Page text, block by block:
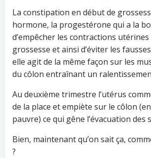
La constipation en début de
hormone, la progestérone qui a la
d’empêcher les contractions
grossesse et ainsi d’éviter les
elle agit de la même façon sur les
du côlon entraînant un
Au deuxième trimestre l’utérus
de la place et empiète sur le côlon
pauvre) ce qui gêne l’évacuation des
Bien, maintenant qu’on sait ça,
?